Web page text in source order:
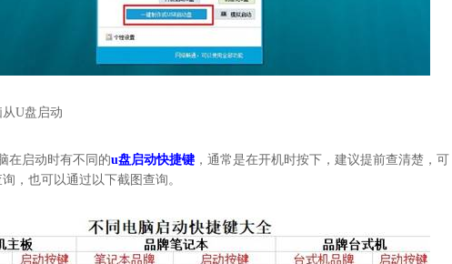
U盘启动
在启动时有不同的u盘启动快捷键 ，通常是在开机时按下，建议提前查清楚，可
，也可以通过以下截图查询。